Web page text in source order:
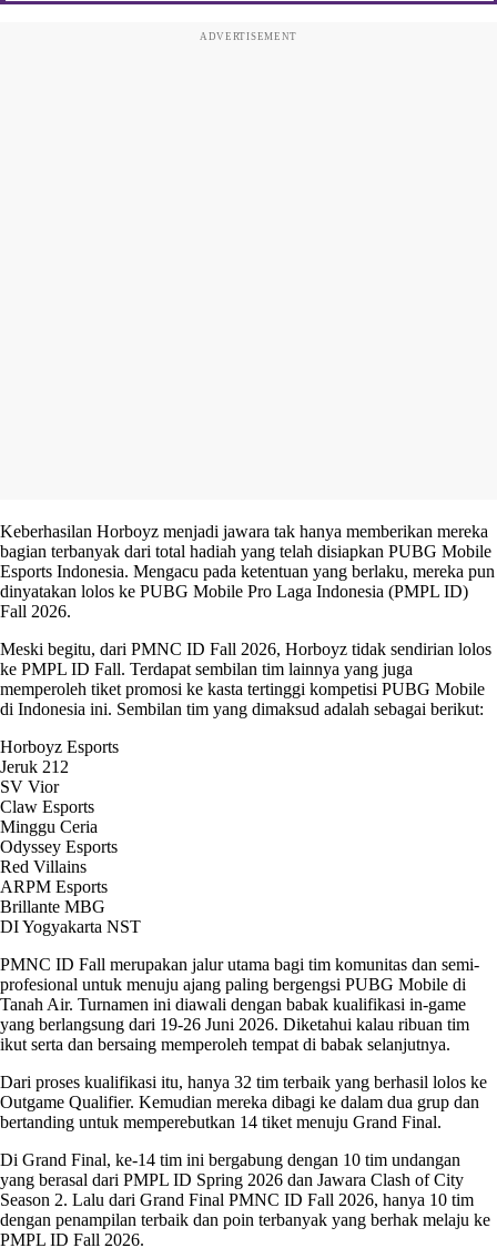
ADVERTISEMENT
Keberhasilan Horboyz menjadi jawara tak hanya memberikan mereka
bagian terbanyak dari total hadiah yang telah disiapkan PUBG Mobile
Esports Indonesia. Mengacu pada ketentuan yang berlaku, mereka pun
dinyatakan lolos ke PUBG Mobile Pro Laga Indonesia (PMPL ID)
Fall 2026.
Meski begitu, dari PMNC ID Fall 2026, Horboyz tidak sendirian lolos
ke PMPL ID Fall. Terdapat sembilan tim lainnya yang juga
memperoleh tiket promosi ke kasta tertinggi kompetisi PUBG Mobile
di Indonesia ini. Sembilan tim yang dimaksud adalah sebagai berikut:
Horboyz Esports
Jeruk 212
SV Vior
Claw Esports
Minggu Ceria
Odyssey Esports
Red Villains
ARPM Esports
Brillante MBG
DI Yogyakarta NST
PMNC ID Fall merupakan jalur utama bagi tim komunitas dan semi-
profesional untuk menuju ajang paling bergengsi PUBG Mobile di
Tanah Air. Turnamen ini diawali dengan babak kualifikasi in-game
yang berlangsung dari 19-26 Juni 2026. Diketahui kalau ribuan tim
ikut serta dan bersaing memperoleh tempat di babak selanjutnya.
Dari proses kualifikasi itu, hanya 32 tim terbaik yang berhasil lolos ke
Outgame Qualifier. Kemudian mereka dibagi ke dalam dua grup dan
bertanding untuk memperebutkan 14 tiket menuju Grand Final.
Di Grand Final, ke-14 tim ini bergabung dengan 10 tim undangan
yang berasal dari PMPL ID Spring 2026 dan Jawara Clash of City
Season 2. Lalu dari Grand Final PMNC ID Fall 2026, hanya 10 tim
dengan penampilan terbaik dan poin terbanyak yang berhak melaju ke
PMPL ID Fall 2026.